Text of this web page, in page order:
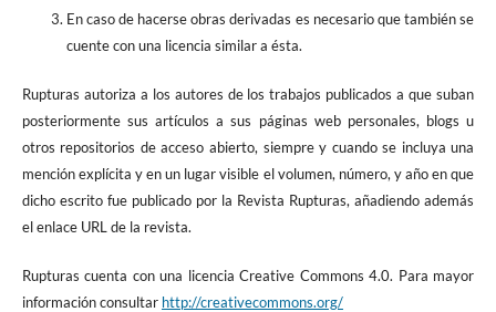
En caso de hacerse obras derivadas es necesario que también se
cuente con una licencia similar a ésta.
Rupturas autoriza a los autores de los trabajos publicados a que suban
posteriormente sus artículos a sus páginas web personales, blogs u
otros repositorios de acceso abierto, siempre y cuando se incluya una
mención explícita y en un lugar visible el volumen, número, y año en que
dicho escrito fue publicado por la Revista Rupturas, añadiendo además
el enlace URL de la revista.
Rupturas cuenta con una licencia Creative Commons 4.0. Para mayor
información consultar http://creativecommons.org/